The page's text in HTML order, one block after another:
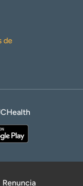
de
Renuncia